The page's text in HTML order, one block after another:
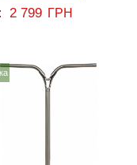
2 799 ГРН